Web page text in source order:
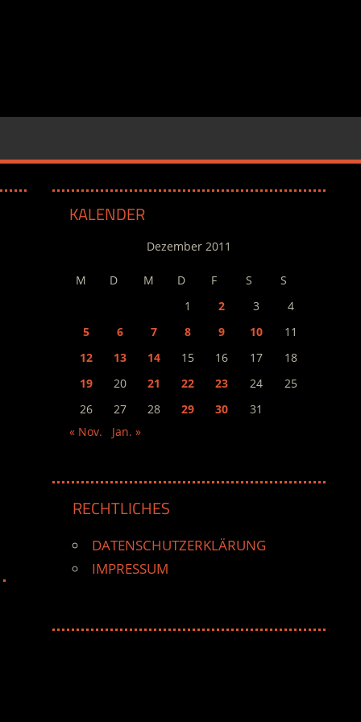
KALENDER
Dezember 2011
M D M D F S
S
1
2 3
4
5
6 7 8 9 10
11
12
13 14 15 16 17
18
19
20 21 22 23 24
25
26
27 28 29 30
31
« Nov.
Jan. »
RECHTLICHES
DATENSCHUTZERKLÄRUNG
IMPRESSUM